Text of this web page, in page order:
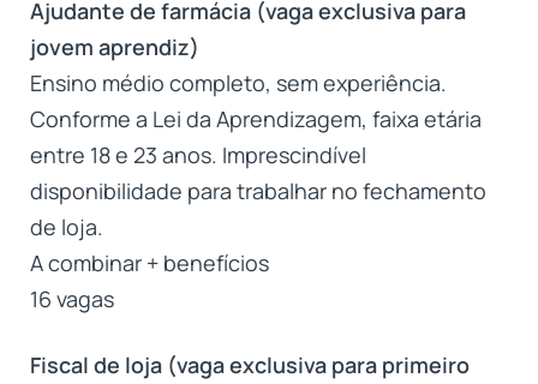
Ajudante de farmácia (vaga exclusiva para
jovem aprendiz)
Ensino médio completo, sem experiência.
Conforme a Lei da Aprendizagem, faixa etária
entre 18 e 23 anos. Imprescindível
disponibilidade para trabalhar no fechamento
de loja.
A combinar + benefícios
16 vagas
Fiscal de loja (vaga exclusiva para primeiro